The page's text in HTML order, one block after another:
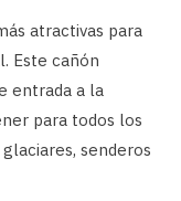
atractivas para
Este cañón
entrada a la
para todos los
senderos